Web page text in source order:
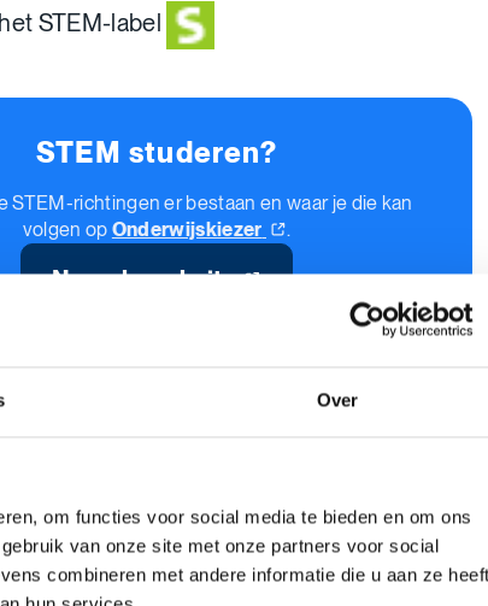
Over
om functies voor social media te bieden en om ons
van onze site met onze partners voor social
combineren met andere informatie die u aan ze heeft
STEM-label
STEM studeren?
STEM-richtingen er bestaan en waar je die kan
volgen op Onderwijskiezer .
Naar de website
Wat vond je van deze